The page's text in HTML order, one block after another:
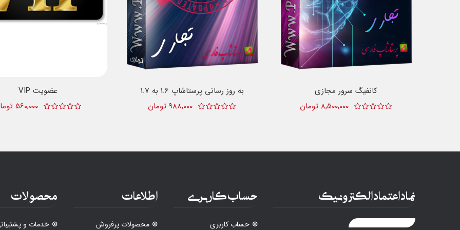
عضویت VIP
560,000 تومان
به روز رسانی پرستاشاپ 1.6 به 1.7
988,000 تومان
کانفیگ سرور مجازی
8,500,000 تومان
نماد اعتماد الکترونیک حساب کاربری
حساب کاربری
اطلاعات
محصولات پرفروش
محصولات
خدمات و